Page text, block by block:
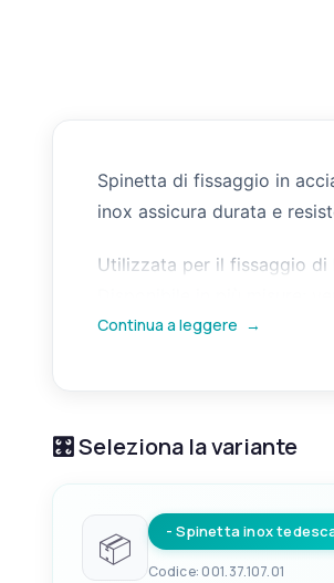
Spinetta di fissaggio in
inox assicura durata e
Utilizzata per il fissaggio
Continua a leggere →
🎛️ Seleziona la variante
📦 - Spinetta inox
Codice: 001.37.107.01